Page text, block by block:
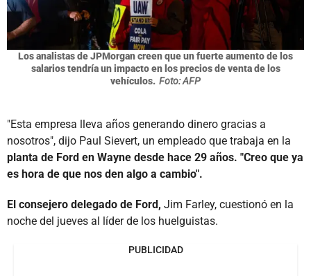
Los analistas de JPMorgan creen que un fuerte aumento de los
salarios tendría un impacto en los precios de venta de los
vehículos. Foto: AFP
"Esta empresa lleva años generando dinero gracias a
nosotros", dijo Paul Sievert, un empleado que trabaja en la
planta de Ford en Wayne desde hace 29 años. "Creo que ya
es hora de que nos den algo a cambio".
El consejero delegado de Ford, Jim Farley, cuestionó en la
noche del jueves al líder de los huelguistas.
PUBLICIDAD